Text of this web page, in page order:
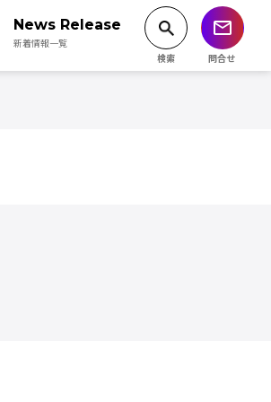
News Release
新着情報一覧